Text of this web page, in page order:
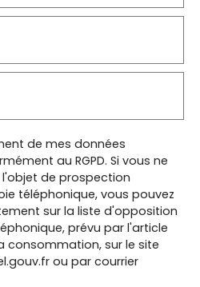
de mes données
au RGPD. Si vous ne
de prospection
téléphonique, vous pouvez
sur la liste d'opposition
prévu par l'article
consommation, sur le site
ou par courrier